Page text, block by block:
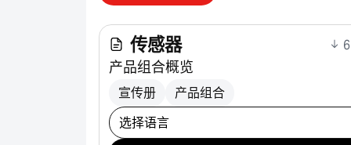
传感器
产品组合概览
宣传册 产品组合
选择下载